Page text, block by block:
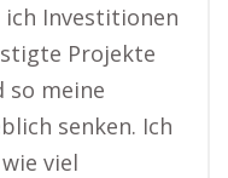
Investitionen
Projekte
so meine
senken. Ich
viel